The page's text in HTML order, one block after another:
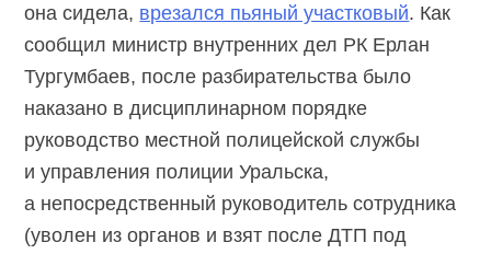
она сидела, врезался пьяный участковый. Как
сообщил министр внутренних дел РК Ерлан
Тургумбаев, после разбирательства было
наказано в дисциплинарном порядке
руководство местной полицейской службы
и управления полиции Уральска,
а непосредственный руководитель сотрудника
(уволен из органов и взят после ДТП под